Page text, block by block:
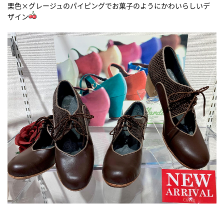
栗色×グレージュのパイピングでお菓子のようにかわいらしいデ
ザイン